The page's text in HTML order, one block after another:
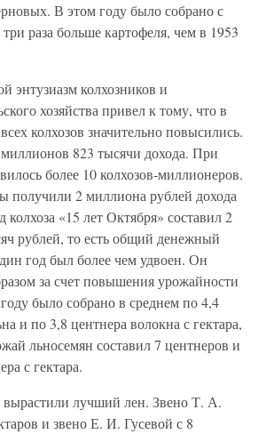
В этом году было собрано с
раза больше картофеля, чем в 1953
энтузиазм колхозников и
хозяйства привел к тому, что в
колхозов значительно повысились.
823 тысячи дохода. При
более 10 колхозов-миллионеров.
получили 2 миллиона рублей дохода
колхоза «15 лет Октября» составил 2
рублей, то есть общий денежный
год был более чем удвоен. Он
за счет повышения урожайности
было собрано в среднем по 4,4
и по 3,8 центнера волокна с гектара,
льносемян составил 7 центнеров и
с гектара.
вырастили лучший лен. Звено Т. А.
и звено Е. И. Гусевой с 8